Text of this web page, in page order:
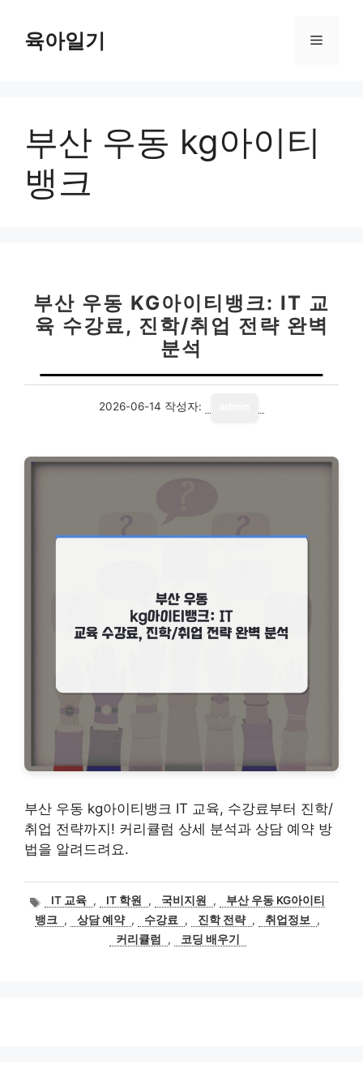
육아일기 메
부산 우동 kg아이티
뱅크
부산 우동 KG아이티뱅크: IT 교
육 수강료, 진학/취업 전략 완벽
분석
2026-06-14 작성자:
부산 우동 kg아이티뱅크 IT 교육, 수강료부터 진학/
취업 전략까지! 커리큘럼 상세 분석과 상담 예약 방
법을 알려드려요.
태
그
IT 교육 , IT 학원 , 국비지원 ,
부산 우동 KG아이티
뱅크 , 상담 예약 , 수강료 , 진학 전략 , 취업정보
,
커리큘럼
, 코딩 배우기